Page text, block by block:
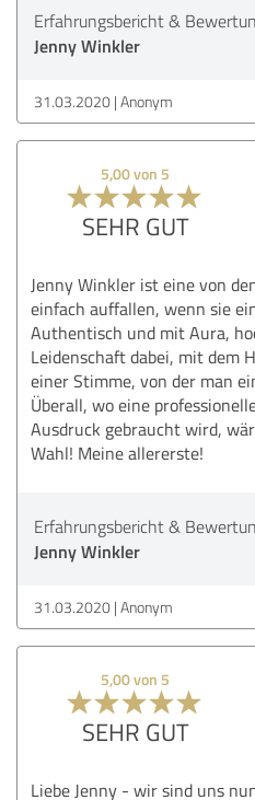
Erfahrungsbericht &
Jenny Winkler
31.03.2020 Anonym
5,00 von 5
SEHR GUT
Jenny Winkler ist eine von
einfach auffallen, wenn sie
Authentisch und mit Aura,
Leidenschaft dabei, mit dem
einer Stimme, von der man
Überall, wo eine
Ausdruck gebraucht wird,
Wahl! Meine allererste!
Erfahrungsbericht &
Jenny Winkler
31.03.2020 Anonym
5,00 von 5
SEHR GUT
Liebe Jenny - wir sind uns